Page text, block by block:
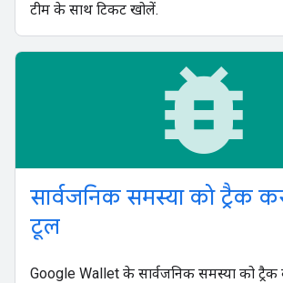
टीम के साथ टिकट खोलें.
bug_report
सार्वजनिक समस्या को ट्रैक
टूल
Google Wallet के सार्वजनिक समस्या को